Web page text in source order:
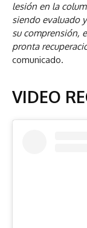
lesión en la
siendo evaluado
su comprensión,
pronta
comunicado.
VIDEO